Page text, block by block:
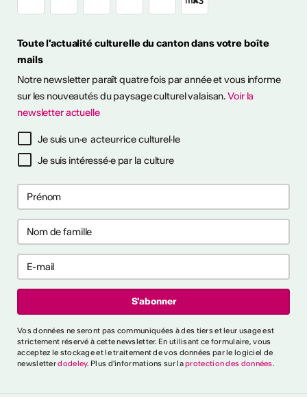
en plein air! Découvrez
à ciel ouvert pour
été culturel. ...
plus
collaborations
premières collaborations
rappeur·euses et
déjà publié un EP ou un
CHF. Délai : 1er
Toute l'actualité culturelle du canton dans votre boîte
mails
Notre newsletter paraît quatre fois par année et vous informe
sur les nouveautés du paysage culturel valaisan.Voir la
newsletter actuelle
Je suis un·e acteur·rice culturel·le
Je suis intéressé·e par la culture
Vos données ne seront pas communiquées à des tiers et leur usage est
strictement réservé à cette newsletter. En utilisant ce formulaire, vous
acceptez le stockage et le traitement de vos données par le logiciel de
newsletterdodeley. Plus d'informations sur laprotection des données.